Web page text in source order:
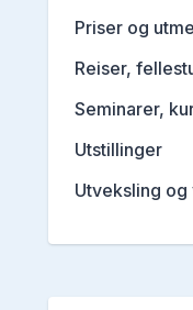
Priser og
Reiser,
Seminarer,
Utstillinger
Utveksling